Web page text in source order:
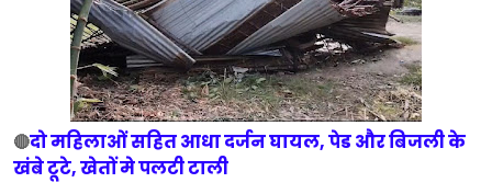
🔴दो महिलाओं सहित आधा दर्जन घायल, पेड और बिजली के
खंबे टूटे, खेतों मे पलटी टाली